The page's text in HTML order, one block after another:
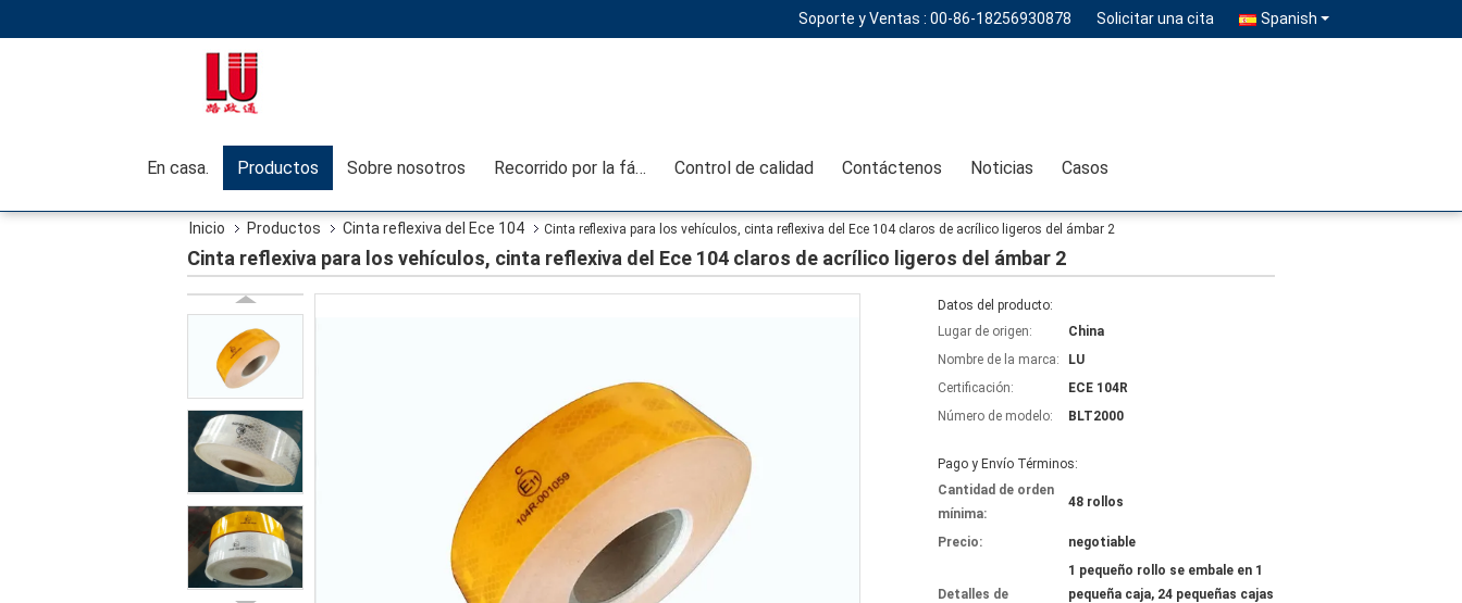
Soporte y Ventas : 00-86-18256930878 Solicitar una cita Spanish
En casa. Productos Sobre nosotros Recorrido por la fábrica Control de calidad Contáctenos Noticias Casos
Inicio Productos Cinta reflexiva del Ece 104 Cinta reflexiva para los vehículos, cinta reflexiva del Ece 104 claros de acrílico ligeros del ámbar 2
Cinta reflexiva para los vehículos, cinta reflexiva del Ece 104 claros de acrílico ligeros del ámbar 2
Datos del producto:
Lugar de origen:
China
Nombre de la marca:
LU
Certificación:
ECE 104R
Número de modelo:
BLT2000
Pago y Envío Términos:
Cantidad de orden
mínima:
48 rollos
Precio: negotiable
Detalles de
1 pequeño rollo se embale en 1
pequeña caja, 24 pequeñas cajas